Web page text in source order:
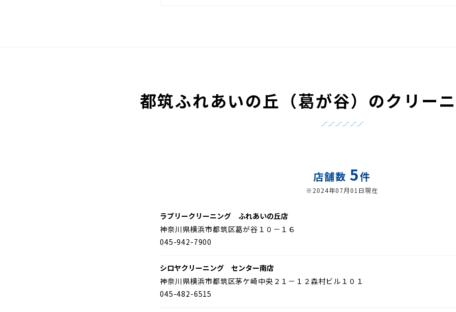
都筑ふれあいの丘（葛が谷）のクリー
店舗数 5件
※2024年07月01日現在
ラブリークリーニング ふれあいの丘店
神奈川県横浜市都筑区葛が谷１０－１６
045-942-7900
シロヤクリーニング センター南店
神奈川県横浜市都筑区茅ケ崎中央２１－１２森村ビル１０１
045-482-6515